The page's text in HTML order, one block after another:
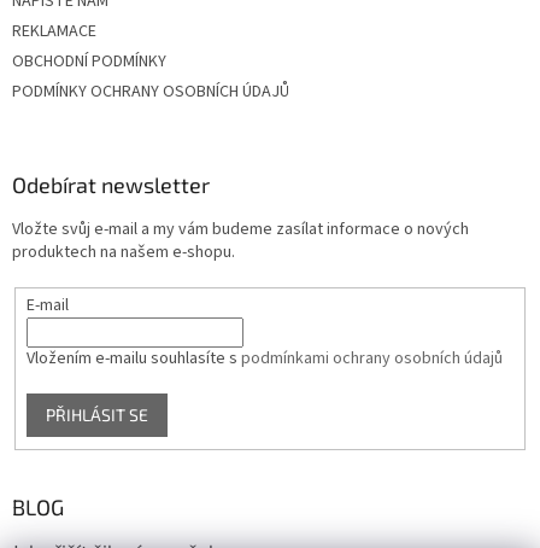
REKLAMACE
OBCHODNÍ PODMÍNKY
PODMÍNKY OCHRANY OSOBNÍCH ÚDAJŮ
Odebírat newsletter
Vložte svůj e-mail a my vám budeme zasílat informace o nových
produktech na našem e-shopu.
E-mail
Vložením e-mailu souhlasíte s podmínkami ochrany osobních údajů
PŘIHLÁSIT SE
BLOG